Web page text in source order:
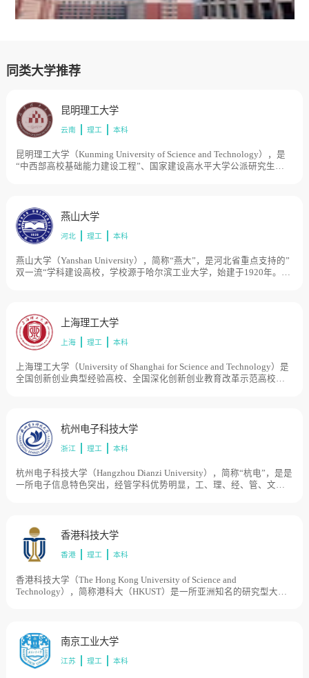
同类大学推荐
昆明理工大学
云南 理工 本科
昆明理工大学（Kunming University of Science and Technology），是
“中西部高校基础能力建设工程”、国家建设高水平大学公派研究生项
云南工业大学，历史起点可追溯到清宣统二年（1910年）。1999年，
两校合并组建成新昆明理工大学。2004年，云南省分析测试中心并
入。目前学校总体占地面积3915亩。
燕山大学
河北 理工 本科
燕山大学（Yanshan University），简称“燕大”，是河北省重点支持的”
双一流“学科建设高校，学校源于哈尔滨工业大学，始建于1920年。
1978年确定为全国重点高等院校。1985年至1997年学校整体南迁秦皇
岛市。1997年经原国家教委批准，更名燕山大学。1998年，由原机械
工业部划转到河北省，实行中央与地方共建，以河北省管理为主。
4000亩。
上海理工大学
上海 理工 本科
上海理工大学（University of Shanghai for Science and Technology）是
全国创新创业典型经验高校、全国深化创新创业教育改革示范高校，
校，1996年两校合并组建上海理工大学。1998年学校由原国家机械工
业部转入上海市管理。目前学校总体占地面积1000亩。
杭州电子科技大学
浙江 理工 本科
杭州电子科技大学（Hangzhou Dianzi University），简称“杭电”，是是
一所电子信息特色突出，经管学科优势明显，工、理、经、管、文、
工业学校等时期，1980年经国务院批准改建为杭州电子工业学院，先
后隶属于机械工业部、电子工业部和信息产业部等中央部委，2003年
原杭州出版学校整体并入，2004年更名为杭州电子科技大学。目前学
香港科技大学
香港 理工 本科
香港科技大学（The Hong Kong University of Science and
Technology），简称港科大（HKUST）是一所亚洲知名的研究型大
学霍英东研究院成立。2019年9月，香港科技大学（广州）获批筹建。
目前学校总体占地面积900亩。
南京工业大学
江苏 理工 本科